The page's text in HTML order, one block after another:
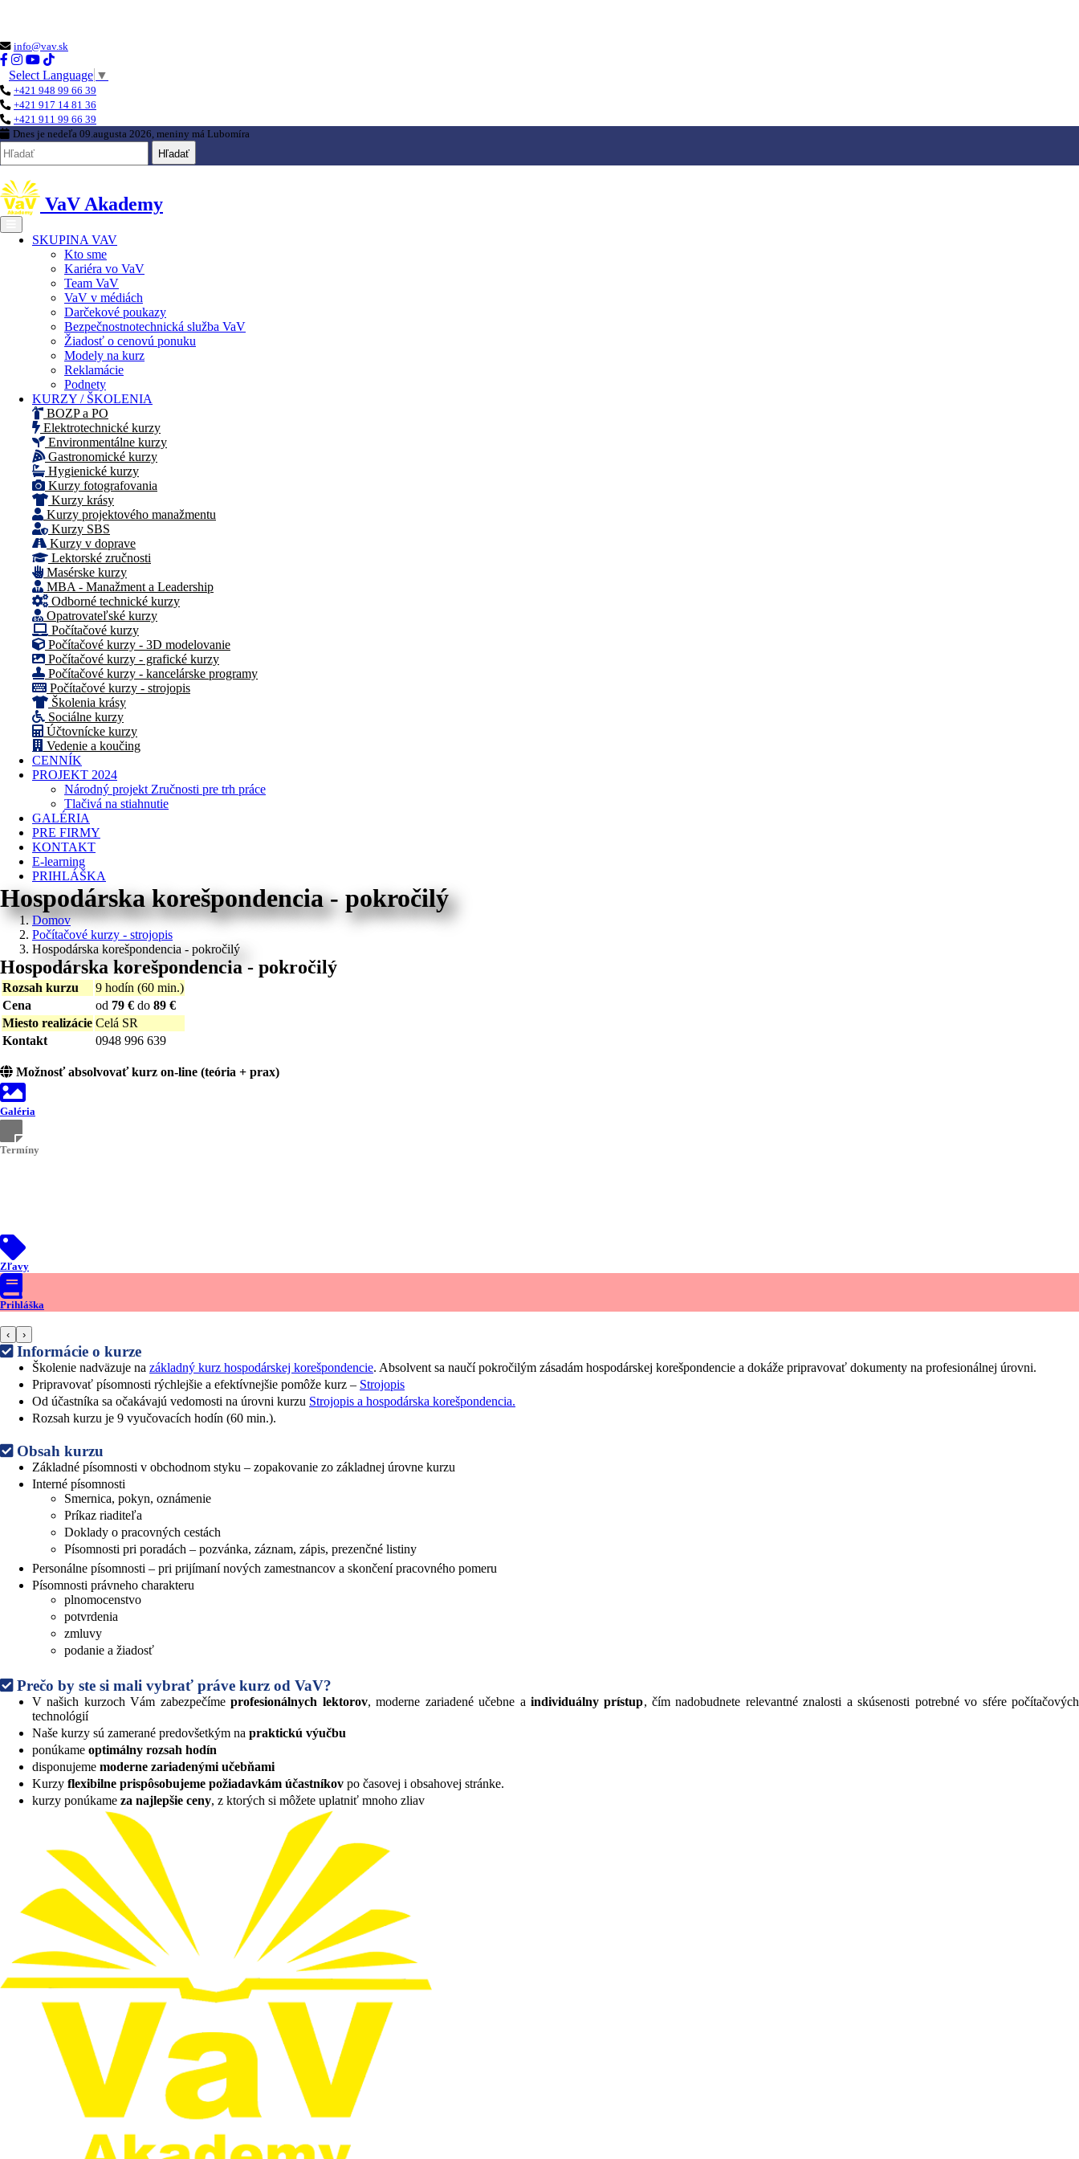
info@vav.sk
Select Language ▼
+421 948 99 66 39
+421 917 14 81 36
+421 911 99 66 39
Dnes je nedeľa 09.augusta 2026, meniny má Lubomíra
Hľadať
VaV Akademy
SKUPINA VAV
Kto sme
Kariéra vo VaV
Team VaV
VaV v médiách
Darčekové poukazy
Bezpečnostnotechnická služba VaV
Žiadosť o cenovú ponuku
Modely na kurz
Reklamácie
Podnety
KURZY / ŠKOLENIA
BOZP a PO
Elektrotechnické kurzy
Environmentálne kurzy
Gastronomické kurzy
Hygienické kurzy
Kurzy fotografovania
Kurzy krásy
Kurzy projektového manažmentu
Kurzy SBS
Kurzy v doprave
Lektorské zručnosti
Masérske kurzy
MBA - Manažment a Leadership
Odborné technické kurzy
Opatrovateľské kurzy
Počítačové kurzy
Počítačové kurzy - 3D modelovanie
Počítačové kurzy - grafické kurzy
Počítačové kurzy - kancelárske programy
Počítačové kurzy - strojopis
Školenia krásy
Sociálne kurzy
Účtovnícke kurzy
Vedenie a koučing
CENNÍK
PROJEKT 2024
Národný projekt Zručnosti pre trh práce
Tlačivá na stiahnutie
GALÉRIA
PRE FIRMY
KONTAKT
E-learning
PRIHLÁŠKA
Hospodárska korešpondencia - pokročilý
Domov
Počítačové kurzy - strojopis
Hospodárska korešpondencia - pokročilý
Hospodárska korešpondencia - pokročilý
Rozsah kurzu
9 hodín (60 min.)
Cena
od 79 € do 89 €
Miesto realizácie Celá SR
Kontakt
0948 996 639
Možnosť absolvovať kurz on-line (teória + prax)
Galéria
Termíny
Zľavy
Prihláška
‹ ›
Informácie o kurze
Školenie nadväzuje na základný kurz hospodárskej korešpondencie. Absolvent sa naučí pokročilým zásadám hospodárskej korešpondencie a dokáže pripravovať dokumenty na profesionálnej úrovni.
Pripravovať písomnosti rýchlejšie a efektívnejšie pomôže kurz – Strojopis
Od účastníka sa očakávajú vedomosti na úrovni kurzu Strojopis a hospodárska korešpondencia.
Rozsah kurzu je 9 vyučovacích hodín (60 min.).
Obsah kurzu
Základné písomnosti v obchodnom styku – zopakovanie zo základnej úrovne kurzu
Interné písomnosti
Smernica, pokyn, oznámenie
Príkaz riaditeľa
Doklady o pracovných cestách
Písomnosti pri poradách – pozvánka, záznam, zápis, prezenčné listiny
Personálne písomnosti – pri prijímaní nových zamestnancov a skončení pracovného pomeru
Písomnosti právneho charakteru
plnomocenstvo
potvrdenia
zmluvy
podanie a žiadosť
Prečo by ste si mali vybrať práve kurz od VaV?
V našich kurzoch Vám zabezpečímeprofesionálnych lektorov, moderne zariadené učebne aindividuálny prístup, čím nadobudnete relevantné znalosti a skúsenosti potrebné vo sfére počítačových
technológií
Naše kurzy sú zamerané predovšetkým na praktickú výučbu
ponúkame optimálny rozsah hodín
disponujeme moderne zariadenými učebňami
Kurzy flexibilne prispôsobujeme požiadavkám účastníkov po časovej i obsahovej stránke.
kurzy ponúkame za najlepšie ceny, z ktorých si môžete uplatniť mnoho zliav